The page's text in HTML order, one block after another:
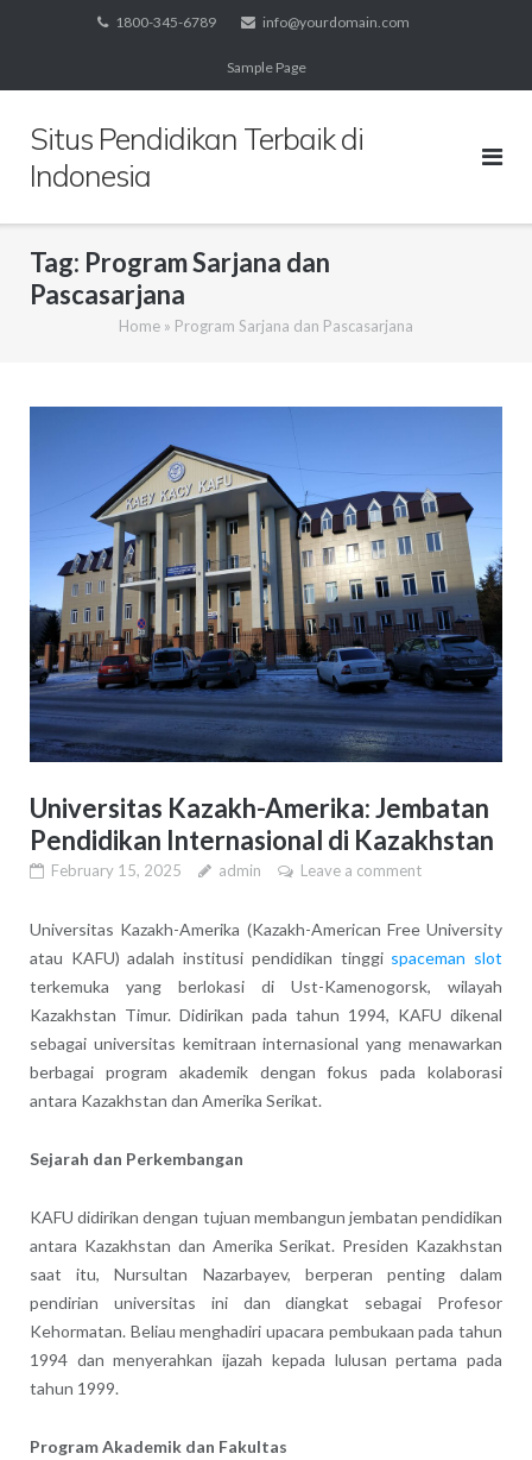
1800-345-6789 info@yourdomain.com
Sample Page
Situs Pendidikan Terbaik di
Indonesia
Tag: Program Sarjana dan
Pascasarjana
Home » Program Sarjana dan Pascasarjana
Universitas Kazakh-Amerika: Jembatan
Pendidikan Internasional di Kazakhstan
February 15, 2025 admin Leave a comment
Universitas Kazakh-Amerika (Kazakh-American Free University
atau KAFU) adalah institusi pendidikan tinggi spaceman slot
terkemuka yang berlokasi di Ust-Kamenogorsk, wilayah
Kazakhstan Timur. Didirikan pada tahun 1994, KAFU dikenal
sebagai universitas kemitraan internasional yang menawarkan
berbagai program akademik dengan fokus pada kolaborasi
antara Kazakhstan dan Amerika Serikat.
Sejarah dan Perkembangan
KAFU didirikan dengan tujuan membangun jembatan pendidikan
antara Kazakhstan dan Amerika Serikat. Presiden Kazakhstan
saat itu, Nursultan Nazarbayev, berperan penting dalam
pendirian universitas ini dan diangkat sebagai Profesor
Kehormatan. Beliau menghadiri upacara pembukaan pada tahun
1994 dan menyerahkan ijazah kepada lulusan pertama pada
tahun 1999.
Program Akademik dan Fakultas